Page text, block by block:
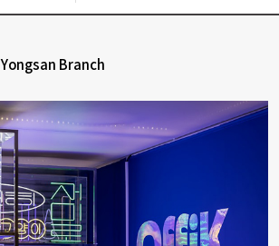
Yongsan Branch